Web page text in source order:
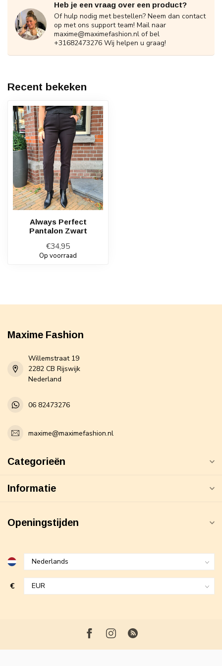
Heb je een vraag over een product?
Of hulp nodig met bestellen? Neem dan contact
op met ons support team! Mail naar
maxime@maximefashion.nl of bel
+31682473276 Wij helpen u graag!
Recent bekeken
Always Perfect
Pantalon Zwart
€34,95
Op voorraad
Maxime Fashion
Willemstraat 19
2282 CB Rijswijk
Nederland
06 82473276
maxime@maximefashion.nl
Categorieën
Informatie
Openingstijden
€